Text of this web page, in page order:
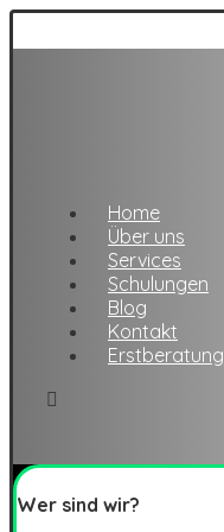
Home
Über uns
Services
Schulungen
Blog
Kontakt
Erstberatung
Wer sind wir?